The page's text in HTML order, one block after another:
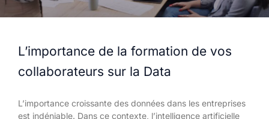
L’importance de la formation de vos
collaborateurs sur la Data
L’importance croissante des données dans les entreprises
est indéniable. Dans ce contexte, l’intelligence artificielle